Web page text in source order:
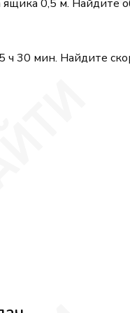
0,5 м. Найдите
30 мин. Найдите